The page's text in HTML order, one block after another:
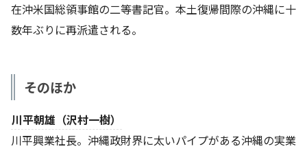
在沖米国総領事館の二等書記官。本土復帰間際の沖縄に十
数年ぶりに再派遣される。
そのほか
川平朝雄（沢村一樹）
川平興業社長。沖縄政財界に太いパイプがある沖縄の実業